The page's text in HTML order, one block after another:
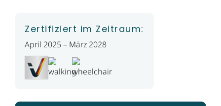
Zertifiziert im Zeitraum:
April 2025 – März 2028